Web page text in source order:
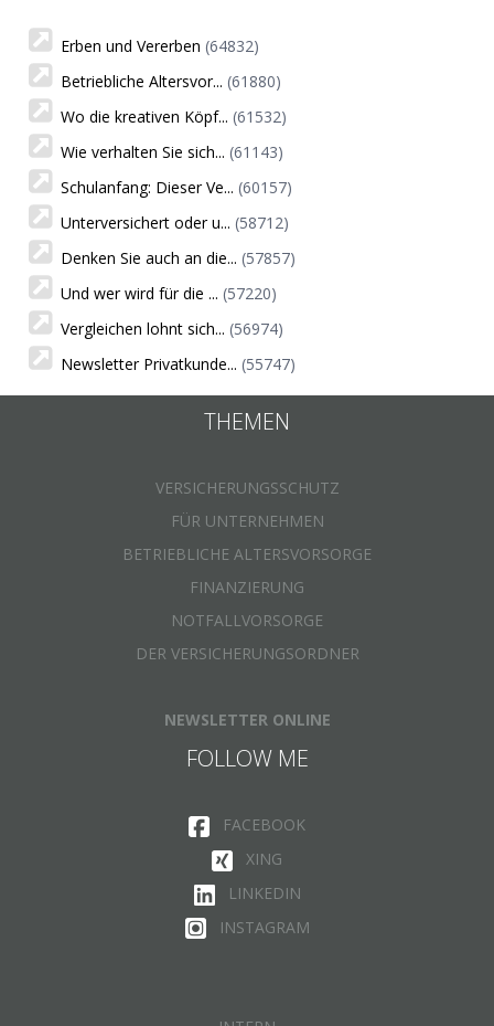
Erben und Vererben (64832)
Betriebliche Altersvor... (61880)
Wo die kreativen Köpf... (61532)
Wie verhalten Sie sich... (61143)
Schulanfang: Dieser Ve... (60157)
Unterversichert oder u... (58712)
Denken Sie auch an die... (57857)
Und wer wird für die ... (57220)
Vergleichen lohnt sich... (56974)
Newsletter Privatkunde... (55747)
THEMEN
VERSICHERUNGSSCHUTZ
FÜR UNTERNEHMEN
BETRIEBLICHE ALTERSVORSORGE
FINANZIERUNG
NOTFALLVORSORGE
DER VERSICHERUNGSORDNER
NEWSLETTER ONLINE
FOLLOW ME
FACEBOOK
XING
LINKEDIN
INSTAGRAM